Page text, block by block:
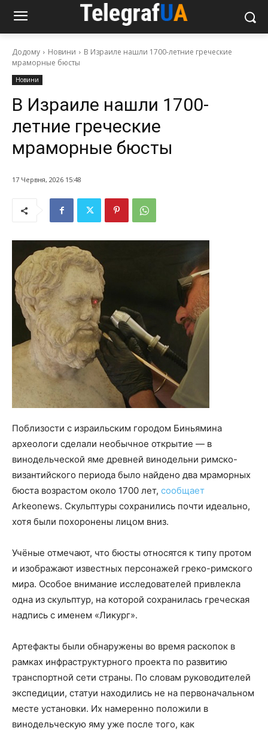
Додому Новини
В Израиле нашли 1700-летние греческие
мраморные бюсты
Новини
В Израиле нашли 1700-
летние греческие
мраморные бюсты
17 Червня, 2026 15:48
Поблизости с израильским городом Биньямина
археологи сделали необычное открытие — в
винодельческой яме древней винодельни римско-
византийского периода было найдено два мраморных
бюста возрастом около 1700 лет, сообщает
Arkeonews. Скульптуры сохранились почти идеально,
хотя были похоронены лицом вниз.
Учёные отмечают, что бюсты относятся к типу протом
и изображают известных персонажей греко-римского
мира. Особое внимание исследователей привлекла
одна из скульптур, на которой сохранилась греческая
надпись с именем «Ликург».
Артефакты были обнаружены во время раскопок в
рамках инфраструктурного проекта по развитию
транспортной сети страны. По словам руководителей
экспедиции, статуи находились не на первоначальном
месте установки. Их намеренно положили в
винодельческую яму уже после того, как